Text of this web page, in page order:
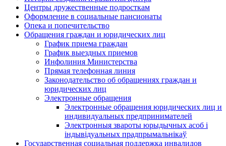
Центры дружественные подросткам
Оформление в социальные пансионаты
Опека и попечительство
Обращения граждан и юридических лиц
График приема граждан
График выездных приемов
Инфолиния Министерства
Прямая телефонная линия
Законодательство об обращениях граждан и
юридических лиц
Электронные обращения
Электронные обращения юридических лиц и
индивидуальных предпринимателей
Электронныя звароты юрыдычных асоб і
індывідуальных прадпрымальнікаў
Государственная социальная поддержка инвалидов